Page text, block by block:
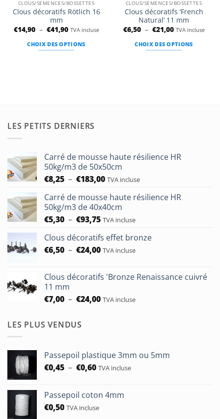
CLOUS/SEMENCES/BOSSETTES
Clous décoratifs Rötlich 16
mm
€14,90 – €41,90Plage
de
prix :
€14,90
TVA incluse
CHOIX DES OPTIONS
peuvent
sur
la
page
produit
CLOUS/SEMENCES/BOSSETTES
Clous décoratifs ‘French
Natural’ 11 mm
€6,50 – €21,00Plage
de
prix :
€6,50
TVA incluse
CHOIX DES OPTIONS
sur
produit
LES PETITS DERNIERS
Carré de mousse haute résilience HR
50kg/m3 de 50x50cm
€8,25 – €183,00Plage
prix :
€8,25
à
TVA incluse
Carré de mousse haute résilience HR
50kg/m3 de 40x40cm
€5,30 – €93,75Plage
prix :
€5,30
TVA incluse
Clous décoratifs effet bronze
€6,50 – €24,00Plage
€6,50
€24,00
TVA incluse
Clous décoratifs 'Bronze Renaissance cuivré
11 mm
€7,00 – €24,00Plage
€24,00
TVA incluse
LES PLUS VENDUS
Passepoil plastique 3mm ou 5mm
€0,45 – €0,60Plage
€0,45
à
TVA incluse
Passepoil coton 4mm
€0,50 TVA incluse